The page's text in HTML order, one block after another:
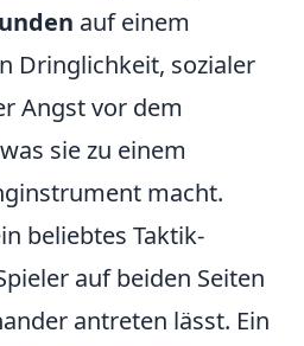
auf einem
Dringlichkeit, sozialer
Angst vor dem
sie zu einem
macht.
beliebtes Taktik-
auf beiden Seiten
antreten lässt. Ein